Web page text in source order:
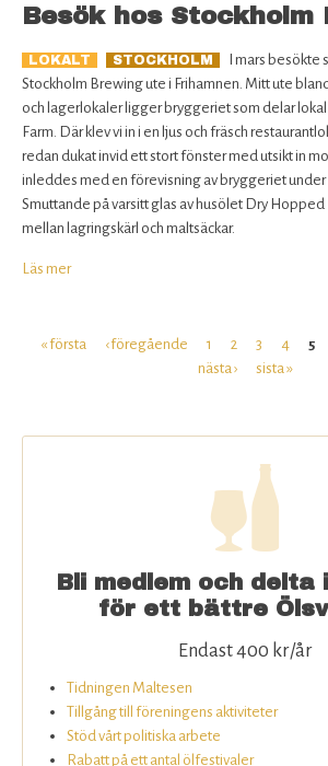
Besök hos Stockholm
LOKALT STOCKHOLM
I mars besökte
Stockholm Brewing ute i Frihamnen. Mitt ute
och lagerlokaler ligger bryggeriet som delar
Farm. Där klev vi in i en ljus och fräsch
redan dukat invid ett stort fönster med utsikt in
inleddes med en förevisning av bryggeriet under
Smuttande på varsitt glas av husölet Dry
mellan lagringskärl och maltsäckar.
Läs merom
Stockholm
« första ‹ föregående 1 2 3 4 5
nästa ›
sista »
Bli medlem och delta
för ett bättre
Endast 400 kr/år
Tidningen Maltesen
Tillgång till föreningens aktiviteter
Stöd vårt politiska arbete
Rabatt på ett antal ölfestivaler